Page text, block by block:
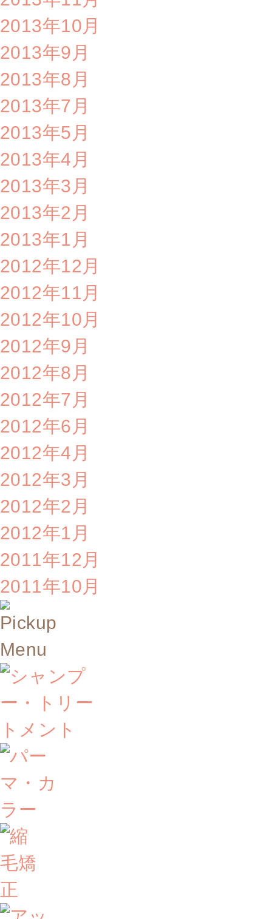
2013年10月
2013年9月
2013年8月
2013年7月
2013年5月
2013年4月
2013年3月
2013年2月
2013年1月
2012年12月
2012年11月
2012年10月
2012年9月
2012年8月
2012年7月
2012年6月
2012年4月
2012年3月
2012年2月
2012年1月
2011年12月
2011年10月